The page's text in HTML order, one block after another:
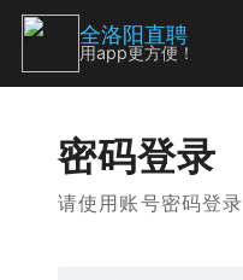
密码登录
请使用账号密码登录
全洛阳直聘
用app更方便！